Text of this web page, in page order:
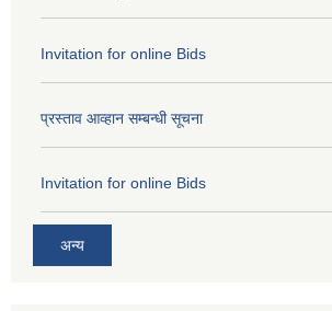
Invitation for online Bids
प्रस्ताव आव्हान सम्बन्धी सूचना
Invitation for online Bids
अन्य